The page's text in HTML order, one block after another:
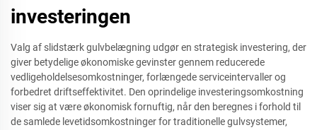
investeringen
Valg af slidstærk gulvbelægning udgør en strategisk investering, der
giver betydelige økonomiske gevinster gennem reducerede
vedligeholdelsesomkostninger, forlængede serviceintervaller og
forbedret driftseffektivitet. Den oprindelige investeringsomkostning
viser sig at være økonomisk fornuftig, når den beregnes i forhold til
de samlede levetidsomkostninger for traditionelle gulvsystemer,